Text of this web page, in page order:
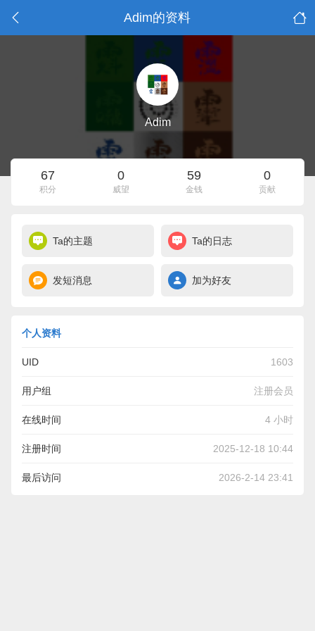
Adim的资料
Adim
67
积分
0
威望
59
金钱
0
贡献
Ta的主题 Ta的日志
发短消息 加为好友
个人资料
UID 1603
用户组 注册会员
在线时间 4 小时
注册时间 2025-12-18 10:44
最后访问 2026-2-14 23:41